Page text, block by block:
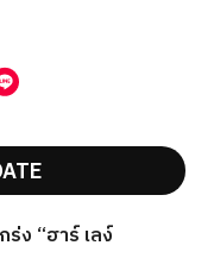
ง “ฮาร์ เลง์